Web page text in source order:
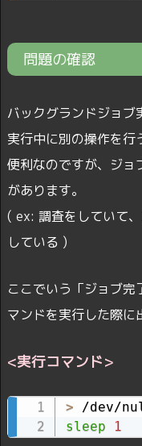
問題の確認
バックグランドジョブ
実行中に別の操作を行
便利なのですが、ジョ
があります。
( ex: 調査をしていて
している )
ここでいう「ジョブ完
マンドを実行した際に
<実行コマンド>
> /dev/
sleep
1